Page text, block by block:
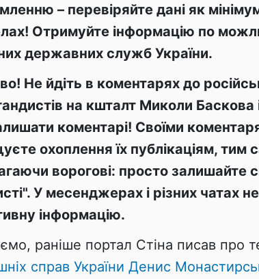
– перевіряйте дані як
Отримуйте інформацію по
державних служб України.
Не йдіть в коментарях до
на кшталт Миколи Баскова
коментарі! Своїми
охоплення їх публікаціям, тим
ворогові: просто залишайте
У месенджерах і різних чатах
інформацію.
раніше портал Стіна писав про
справ України Денис